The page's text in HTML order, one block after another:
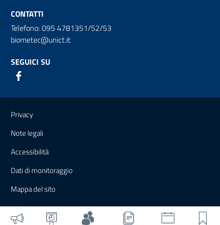
CONTATTI
Telefono: 095 4781351/52/53
biometec@unict.it
SEGUICI SU
Link e informazioni utili
Privacy
Note legali
Accessibilità
Dati di monitoraggio
Mappa del sito